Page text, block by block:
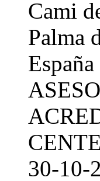
Cami
Palma
España
30-10-